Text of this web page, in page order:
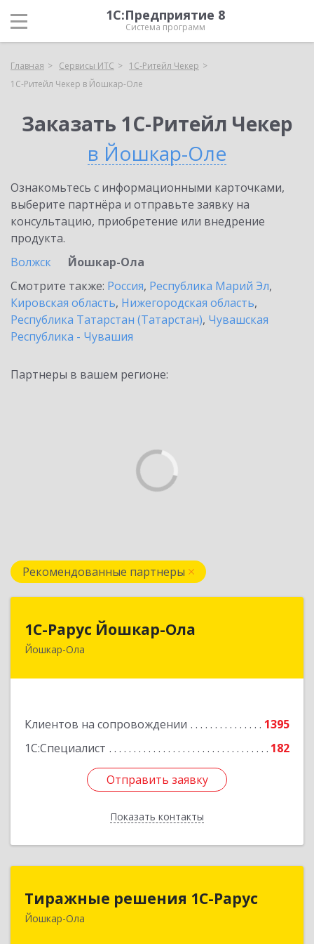
1С:Предприятие 8
Система программ
Главная Сервисы ИТС
1C-Ритейл Чекер
1C-Ритейл Чекер в Йошкар-Оле
Заказать 1C-Ритейл Чекер
в Йошкар-Оле
Ознакомьтесь с информационными карточками,
выберите партнёра и отправьте заявку на
консультацию, приобретение или внедрение
продукта.
Волжск
Йошкар-Ола
Смотрите также: Россия, Республика Марий Эл,
Кировская область, Нижегородская область,
Республика Татарстан (Татарстан), Чувашская
Республика - Чувашия
Партнеры в вашем регионе:
Рекомендованные партнеры
1С-Рарус Йошкар-Ола
Йошкар-Ола
Клиентов на сопровождении
1395
1С:Специалист
182
Отправить заявку
Показать контакты
424004, Марий Эл Респ, Йошкар-Ола г, Волкова
Отправить заявку
Назад
Тиражные решения 1С-Рарус
Йошкар-Ола424003, Марий Эл Респ, Йошкар-Ола г,